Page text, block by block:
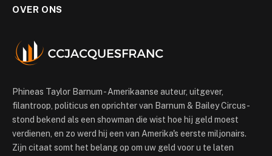
OVER ONS
Phineas Taylor Barnum - Amerikaanse auteur, uitgever,
filantroop, politicus en oprichter van Barnum & Bailey Circus -
stond bekend als een showman die wist hoe hij geld moest
verdienen, en zo werd hij een van Amerika's eerste miljonairs.
Zijn citaat somt het belang op om uw geld voor u te laten